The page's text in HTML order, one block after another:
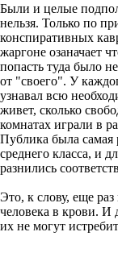
Были и целые
нельзя. Только по
конспиративных
жаргоне озаначает
попасть туда было
от "своего". У
узнавал всю
живет, сколько
комнатах играли в
Публика была самая
среднего класса, и
разнились
Это, к слову, еще
человека в крови. И
их не могут